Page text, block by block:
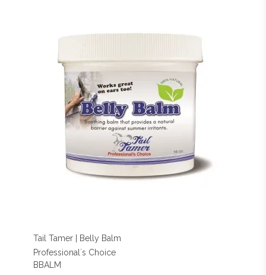
Tail Tamer | Belly Balm
Professional´s Choice
BBALM